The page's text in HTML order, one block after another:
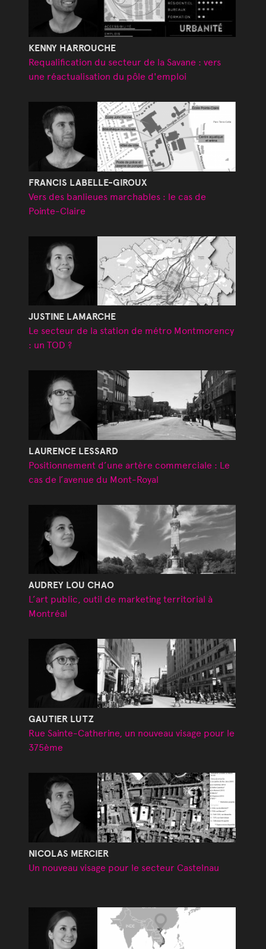
KENNY HARROUCHE
Requalification du secteur de la Savane : vers
une réactualisation du pôle d'emploi
FRANCIS LABELLE-GIROUX
Vers des banlieues marchables : le cas de
Pointe-Claire
JUSTINE LAMARCHE
Le secteur de la station de métro Montmorency
: un TOD ?
LAURENCE LESSARD
Positionnement d’une artère commerciale : Le
cas de l’avenue du Mont-Royal
AUDREY LOU CHAO
L’art public, outil de marketing territorial à
Montréal
GAUTIER LUTZ
Rue Sainte-Catherine, un nouveau visage pour le
375ème
NICOLAS MERCIER
Un nouveau visage pour le secteur Castelnau